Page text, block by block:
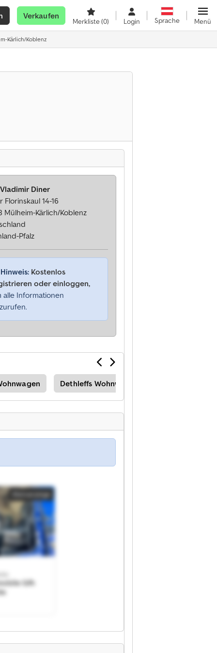
Verkaufen
Merkliste(0) Login Sprache Menü
Kärlich/Koblenz
Diner
Florinskaul 14-16
Mülheim-Kärlich/Koblenz
Pfalz
Kostenlos
oder einloggen,
alle Informationen
Dethleffs Wohnwagen
Gfh
Kleinanzeige